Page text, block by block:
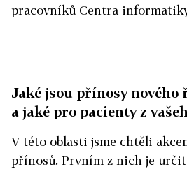
pracovníků Centra
Jaké jsou přínosy nového
a jaké pro pacienty z
V této oblasti jsme chtěli
přínosů. Prvním z nich je